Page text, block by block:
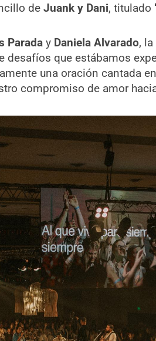
de Juank y Dani, titulado
Paraday Daniela Alvarado,
desafíos que estábamos
una oración cantada
compromiso de amor